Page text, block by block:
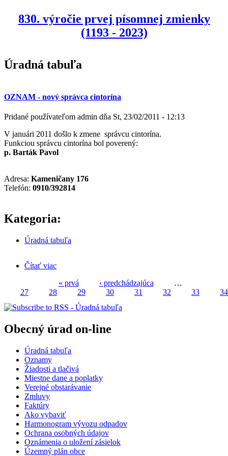
830. výročie prvej písomnej zmienky
(1193 - 2023)
Úradná tabuľa
OZNAM - nový správca cintorína
Pridané používateľom admin dňa St, 23/02/2011 - 12:13
V januári 2011 došlo k zmene správcu cintorína.
Funkciou správcu cintorína bol poverený:
p. Barták Pavol
Adresa: Kameničany 176
Telefón: 0910/392814
Kategoria:
Úradná tabuľa
Čítať viac
Stránky
« prvá ‹ predchádzajúca
…
27
28 29 30 31 32 33 34
Obecný úrad on-line
Úradná tabuľa
Oznamy
Žiadosti a tlačivá
Miestne dane a poplatky
Verejné obstarávanie
Zmluvy
Faktúry
Ako vybaviť
Harmonogram vývozu odpadov
Ochrana osobných údajov
Oznámenia o uložení zásielok
Územný plán obce